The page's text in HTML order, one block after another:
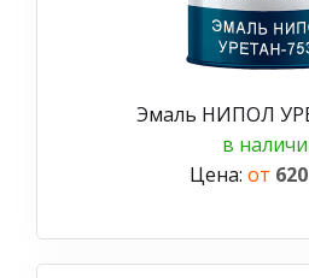
Эмаль НИПОЛ
в
Цена: от